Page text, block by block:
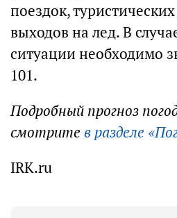
поездок,
выходов на лед. В
ситуации необходимо
101.
Подробный прогноз
смотрите в разделе
IRK.ru